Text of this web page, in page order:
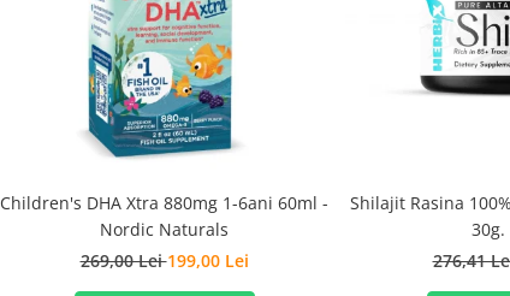
Children's DHA Xtra 880mg 1-6ani 60ml -
Nordic Naturals
269,00 Lei199,00 Lei
Shilajit Rasina
276,41